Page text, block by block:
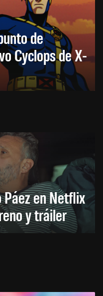
de
Cyclops de X-
Páez en Netflix
y tráiler